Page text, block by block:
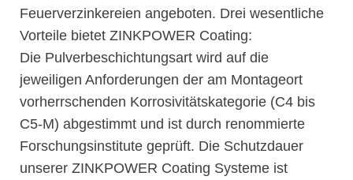
Feuerverzinkereien angeboten. Drei wesentliche
Vorteile bietet ZINKPOWER Coating:
Die Pulverbeschichtungsart wird auf die
jeweiligen Anforderungen der am Montageort
vorherrschenden Korrosivitätskategorie (C4 bis
C5-M) abgestimmt und ist durch renommierte
Forschungsinstitute geprüft. Die Schutzdauer
unserer ZINKPOWER Coating Systeme ist